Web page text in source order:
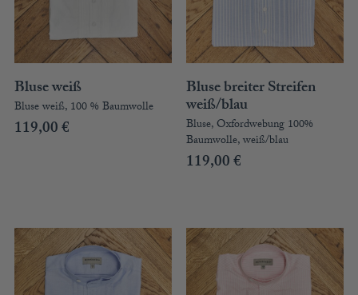
BLUSENKLEIDER
DIRNDLBLUSEN
DIRNDLSCHÜRZEN
DIRNDL
TRACHTENRÖCKE
HÜTE
SHIRTS
PARKA
PULLOVER
HOSEN
Bluse weiß
Bluse weiß, 100 % Baumwolle
119,00€
Bluse breiter Streifen
weiß/blau
Bluse, Oxfordwebung 100%
Baumwolle, weiß/blau
119,00€